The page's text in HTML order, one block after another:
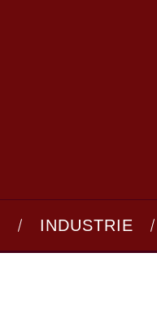
INDUSTRIE